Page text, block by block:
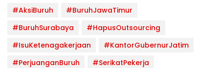
#AksiBuruh
#BuruhJawaTimur
#BuruhSurabaya
#HapusOutsourcing
#IsuKetenagakerjaan
#KantorGubernurJatim
#PerjuanganBuruh
#SerikatPekerja